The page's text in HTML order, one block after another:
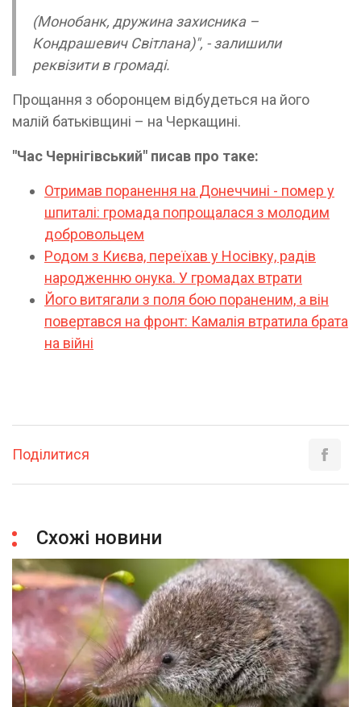
(Монобанк, дружина захисника –
Кондрашевич Світлана)", - залишили
реквізити в громаді.
Прощання з оборонцем відбудеться на його
малій батьківщині – на Черкащині.
"Час Чернігівський" писав про таке:
Отримав поранення на Донеччині - помер у
шпиталі: громада попрощалася з молодим
добровольцем
Родом з Києва, переїхав у Носівку, радів
народженню онука. У громадах втрати
Його витягали з поля бою пораненим, а він
повертався на фронт: Камалія втратила брата
на війні
Поділитися
Схожі новини